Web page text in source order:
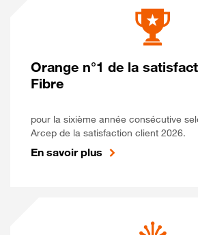
Orange n°1 de la
Fibre
pour la sixième année consécutive
Arcep de la satisfaction client 2026.
En savoir plus